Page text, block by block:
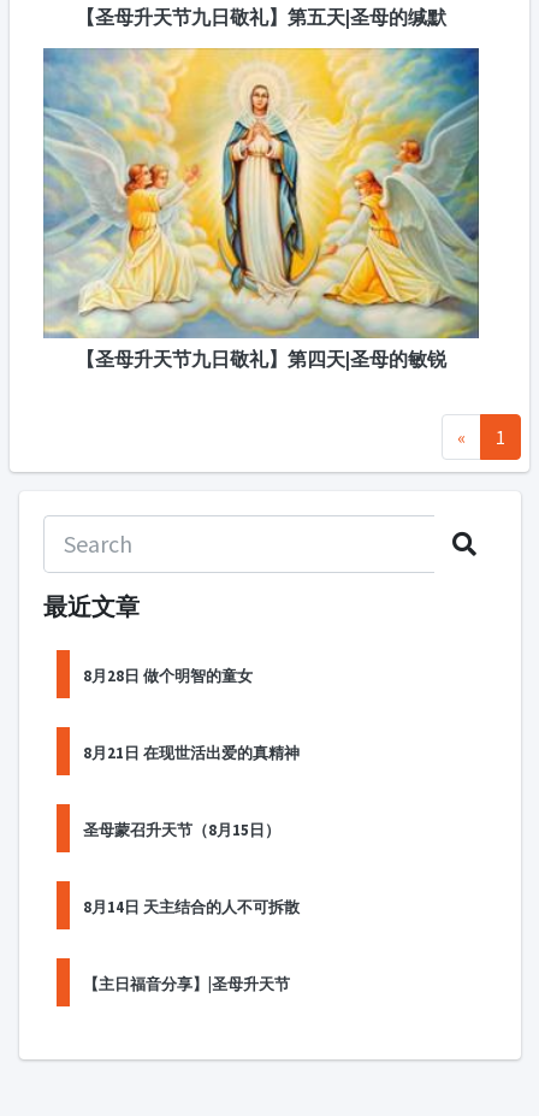
【圣母升天节九日敬礼】第五天|圣母的缄默
【圣母升天节九日敬礼】第四天|圣母的敏锐
« 1
最近文章
8月28日 做个明智的童女
8月21日 在现世活出爱的真精神
圣母蒙召升天节（8月15日）
8月14日 天主结合的人不可拆散
【主日福音分享】|圣母升天节